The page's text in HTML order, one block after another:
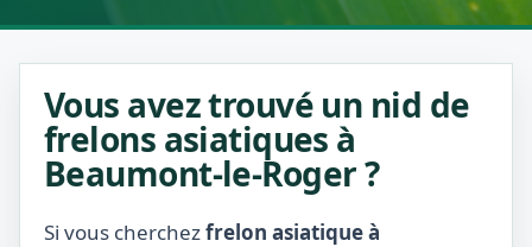
Vous avez trouvé un nid de
frelons asiatiques à
Beaumont-le-Roger ?
Si vous cherchezfrelon asiatique à